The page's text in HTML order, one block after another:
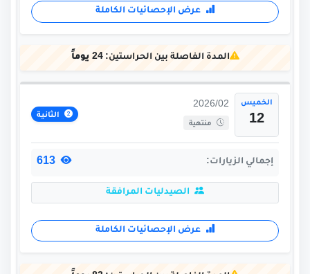
عرض الإحصائيات الكاملة
المدة الفاصلة بين الحراستين:24 يوماً
الخميس
12
2026/02
منتهية
الثانية
إجمالي الزيارات:
الصيدليات المرافقة
عرض الإحصائيات الكاملة